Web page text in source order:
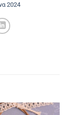
2024